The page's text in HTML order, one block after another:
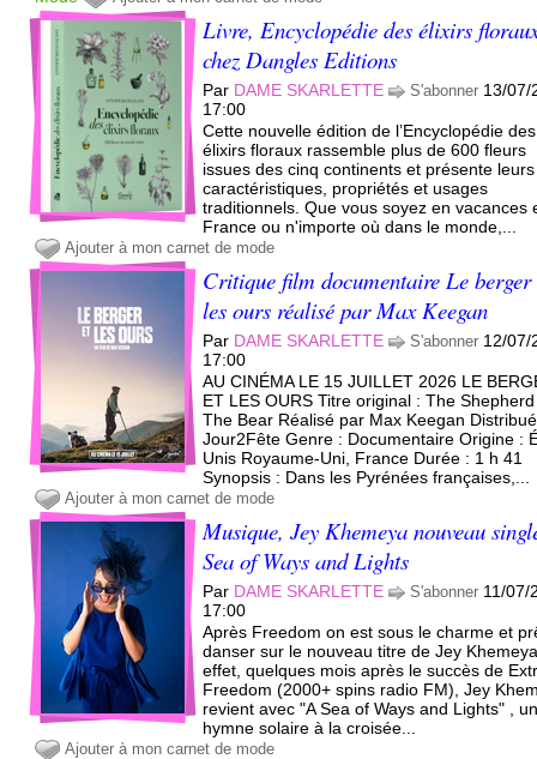
Livre, Encyclopédie des élixirs
chez Dangles Editions
Par DAME SKARLETTE S'abonner 13/07/
17:00
Cette nouvelle édition de l’Encyclopédie des
élixirs floraux rassemble plus de 600 fleurs
issues des cinq continents et présente leurs
caractéristiques, propriétés et usages
traditionnels. Que vous soyez en vacances
France ou n'importe où dans le monde,...
Ajouter à mon carnet de mode
Critique film documentaire Le berger
les ours réalisé par Max Keegan
Par DAME SKARLETTE S'abonner 12/07/
17:00
AU CINÉMA LE 15 JUILLET 2026 LE
ET LES OURS Titre original : The
The Bear Réalisé par Max Keegan
Jour2Fête Genre : Documentaire Origine :
Unis Royaume-Uni, France Durée : 1 h 41
Synopsis : Dans les Pyrénées françaises,...
Ajouter à mon carnet de mode
Musique, Jey Khemeya nouveau
Sea of Ways and Lights
Par DAME SKARLETTE S'abonner 11/07/
17:00
Après Freedom on est sous le charme et
danser sur le nouveau titre de Jey
effet, quelques mois après le succès de
Freedom (2000+ spins radio FM), Jey
revient avec "A Sea of Ways and Lights" ,
hymne solaire à la croisée...
Ajouter à mon carnet de mode